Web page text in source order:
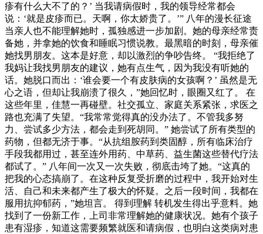
疹有什么大不了的？’ 当我请病假时，我的领导经常都会
说：‘就是皮疹而已。天啊，你太娇贵了。’” 八年的漫长征途
当亲人也不能理解她时，孤独感进一步加剧。她的母亲经常责
备她，并拿她的饮食和睡眠习惯说教。最黑暗的时刻，母亲催
她找男朋友。这本是好意，却以激烈的争吵告终。 “我拒绝了
我妈让我找男朋友的建议，她有点生气，因为我没有听她的
话。她脱口而出：‘谁会要一个有皮肤病的女孩啊？’ 虽然是无
心之语，但却让我崩溃了很久，”她回忆时，眼圈又红了。 在
这些年里，佳慧一再碰壁。社交孤立、家庭关系紧张，求医之
路也充满了失望。“我常常觉得真的没办法了。不管我多努
力、尝试多少方法，都会走到死胡同。” 她尝试了所有类型的
药物，但都无济于事。“从抗组胺药到类固醇，所有临床治疗
手段我都用过，甚至连外用药、中草药、益生菌这些替代疗法
都试了。” 八年间一次又一次失败，彻底击垮了她。“这真的
把我的心态搞崩了。在这种反复受折磨的过程中，我开始对生
活、自己和未来都产生了极大的怀疑。之后一段时间，我都在
服用抗抑郁药，”她坦言。 得到理解 转机发生得出乎意料。她
找到了一份新工作，上司非常理解她的健康状况。她有个孩子
患有湿疹，知道这需要频繁就医和请病假，也明白这类病对患